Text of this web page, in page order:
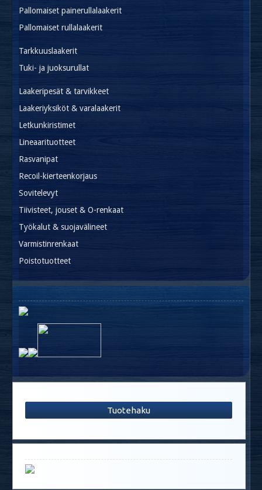
Pallomaiset painerullalaakerit
Pallomaiset rullalaakerit
Tarkkuuslaakerit
Tuki- ja juoksurullat
Laakeripesät & tarvikkeet
Laakeriyksiköt & varalaakerit
Letkunkiristimet
Lineaarituotteet
Rasvanipat
Recoil-kierteenkorjaus
Sovitelevyt
Tiivisteet, jouset & O-renkaat
Työkalut & suojavälineet
Varmistinrenkaat
Poistotuotteet
Tuotehaku